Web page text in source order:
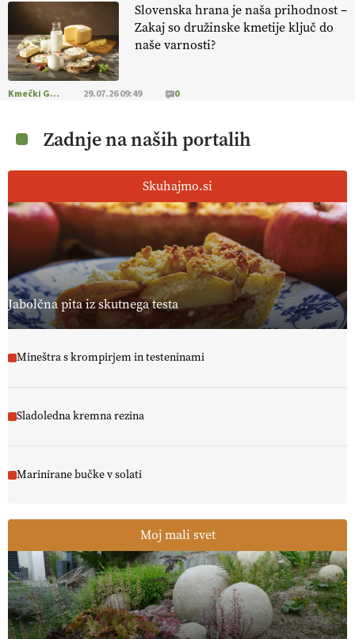
Slovenska hrana je naša prihodnost –
Zakaj so družinske kmetije ključ do
naše varnosti?
Kmečki Glas 29.07.26 09:49 0
Zadnje na naših portalih
Skuhajmo.si
Jabolčna pita iz skutnega testa
Mineštra s krompirjem in testeninami
Sladoledna kremna rezina
Marinirane bučke v solati
Moj mali svet